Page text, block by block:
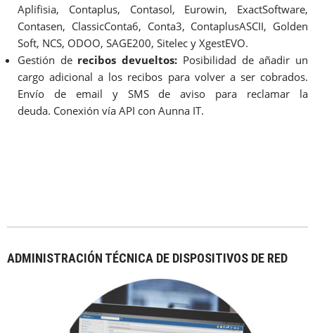
Aplifisia, Contaplus, Contasol, Eurowin, ExactSoftware,
Contasen, ClassicConta6, Conta3, ContaplusASCII, Golden
Soft, NCS, ODOO, SAGE200, Sitelec y XgestEVO.
Gestión de recibos devueltos: Posibilidad de añadir un
cargo adicional a los recibos para volver a ser cobrados.
Envío de email y SMS de aviso para reclamar la
deuda. Conexión vía API con Aunna IT.
ADMINISTRACIÓN TÉCNICA DE DISPOSITIVOS DE RED